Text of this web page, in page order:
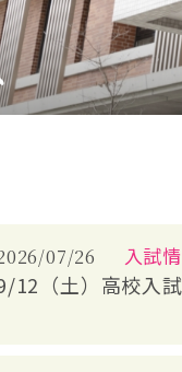
07/26 入試
12（土）高校入